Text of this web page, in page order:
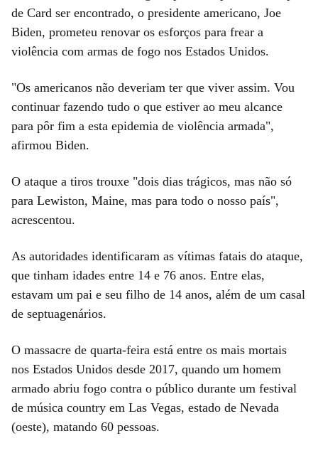
de Card ser encontrado, o presidente americano, Joe
Biden, prometeu renovar os esforços para frear a
violência com armas de fogo nos Estados Unidos.
"Os americanos não deveriam ter que viver assim. Vou
continuar fazendo tudo o que estiver ao meu alcance
para pôr fim a esta epidemia de violência armada",
afirmou Biden.
O ataque a tiros trouxe "dois dias trágicos, mas não só
para Lewiston, Maine, mas para todo o nosso país",
acrescentou.
As autoridades identificaram as vítimas fatais do ataque,
que tinham idades entre 14 e 76 anos. Entre elas,
estavam um pai e seu filho de 14 anos, além de um casal
de septuagenários.
O massacre de quarta-feira está entre os mais mortais
nos Estados Unidos desde 2017, quando um homem
armado abriu fogo contra o público durante um festival
de música country em Las Vegas, estado de Nevada
(oeste), matando 60 pessoas.